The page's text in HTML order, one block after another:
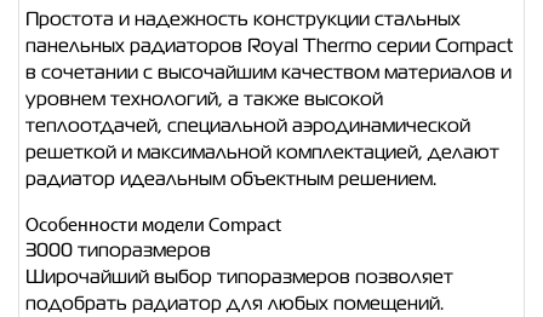
Простота и надежность конструкции стальных
панельных радиаторов Royal Thermo серии Compact
в сочетании с высочайшим качеством материалов и
уровнем технологий, а также высокой
теплоотдачей, специальной аэродинамической
решеткой и максимальной комплектацией, делают
радиатор идеальным объектным решением.
Особенности модели Compact
3000 типоразмеров
Широчайший выбор типоразмеров позволяет
подобрать радиатор для любых помещений.